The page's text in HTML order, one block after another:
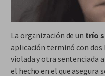
La organización de un trío
aplicación terminó con
violada y otra sentenciada
el hecho en el que asegura